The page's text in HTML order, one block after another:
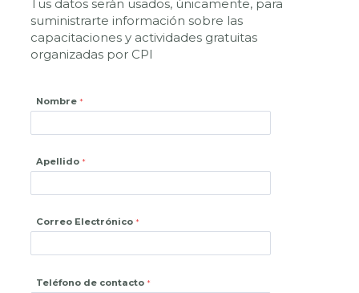
Tus datos serán usados, únicamente, para
suministrarte información sobre las
capacitaciones y actividades gratuitas
organizadas por CPI
Nombre
Apellido
Correo Electrónico
Teléfono de contacto